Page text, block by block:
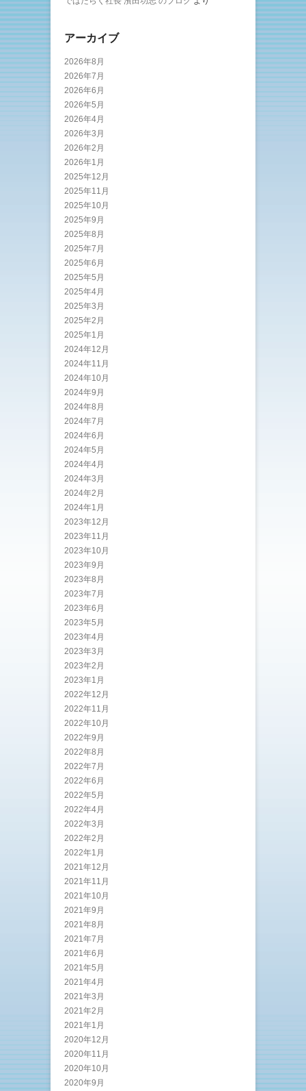
アーカイブ
2026年8月
2026年7月
2026年6月
2026年5月
2026年4月
2026年3月
2026年2月
2026年1月
2025年12月
2025年11月
2025年10月
2025年9月
2025年8月
2025年7月
2025年6月
2025年5月
2025年4月
2025年3月
2025年2月
2025年1月
2024年12月
2024年11月
2024年10月
2024年9月
2024年8月
2024年7月
2024年6月
2024年5月
2024年4月
2024年3月
2024年2月
2024年1月
2023年12月
2023年11月
2023年10月
2023年9月
2023年8月
2023年7月
2023年6月
2023年5月
2023年4月
2023年3月
2023年2月
2023年1月
2022年12月
2022年11月
2022年10月
2022年9月
2022年8月
2022年7月
2022年6月
2022年5月
2022年4月
2022年3月
2022年2月
2022年1月
2021年12月
2021年11月
2021年10月
2021年9月
2021年8月
2021年7月
2021年6月
2021年5月
2021年4月
2021年3月
2021年2月
2021年1月
2020年12月
2020年11月
2020年10月
2020年9月